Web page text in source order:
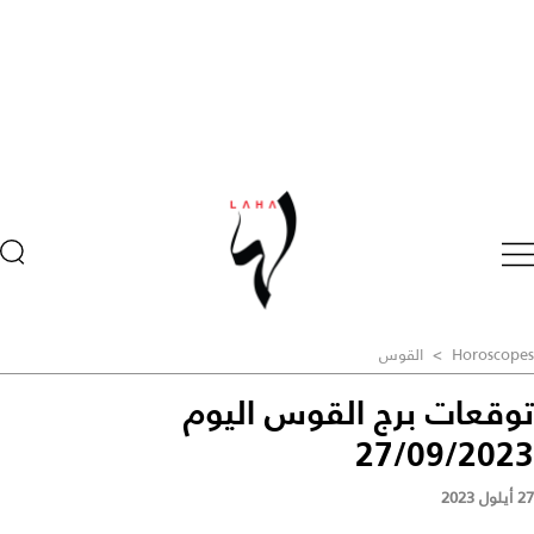
Horoscopes
> القوس
توقعات برج القوس اليوم
27/09/2023
27 أيلول 2023